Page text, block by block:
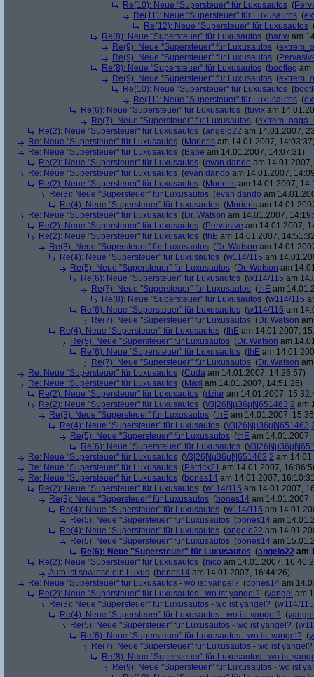
Re(10): Neue "Supersteuer" für Luxusautos (
Re(11): Neue "Supersteuer" für Luxusautos (
Re(12): Neue "Supersteuer" für Luxusautos
Re(8): Neue "Supersteuer" für Luxusautos (hariw am
Re(9): Neue "Supersteuer" für Luxusautos (
Re(9): Neue "Supersteuer" für Luxusautos (
Re(8): Neue "Supersteuer" für Luxusautos (bootleg am
Re(9): Neue "Supersteuer" für Luxusautos (
Re(10): Neue "Supersteuer" für Luxusautos (
Re(11): Neue "Supersteuer" für Luxusautos (
Re(6): Neue "Supersteuer" für Luxusautos (tuvix am
Re(7): Neue "Supersteuer" für Luxusautos (
Re(2): Neue "Supersteuer" für Luxusautos (angelo22 am 14.01.2007,
Re: Neue "Supersteuer" für Luxusautos (Morieris am 14.01.2007,
Re: Neue "Supersteuer" für Luxusautos (Babe am 14.01.2007, 14:07:31)
Re(2): Neue "Supersteuer" für Luxusautos (evan dando am
Re: Neue "Supersteuer" für Luxusautos (evan dando am 14.01.2007,
Re(2): Neue "Supersteuer" für Luxusautos (Morieris am 14.01.2007,
Re(3): Neue "Supersteuer" für Luxusautos (evan dando am
Re(4): Neue "Supersteuer" für Luxusautos (Morieris am
Re: Neue "Supersteuer" für Luxusautos (Dr. Watson am 14.01.2007,
Re(2): Neue "Supersteuer" für Luxusautos (Pervasive am 14.01.2007,
Re(2): Neue "Supersteuer" für Luxusautos (thE am 14.01.2007,
Re(3): Neue "Supersteuer" für Luxusautos (Dr. Watson am
Re(4): Neue "Supersteuer" für Luxusautos (w114/115 am
Re(5): Neue "Supersteuer" für Luxusautos (Dr. Watson am
Re(6): Neue "Supersteuer" für Luxusautos (w114/115 am
Re(7): Neue "Supersteuer" für Luxusautos (thE am
Re(8): Neue "Supersteuer" für Luxusautos (w114/115
Re(6): Neue "Supersteuer" für Luxusautos (w114/115 am
Re(7): Neue "Supersteuer" für Luxusautos (Dr. Watson
Re(4): Neue "Supersteuer" für Luxusautos (thE am 14.01.2007,
Re(5): Neue "Supersteuer" für Luxusautos (Dr. Watson am
Re(6): Neue "Supersteuer" für Luxusautos (thE am
Re(7): Neue "Supersteuer" für Luxusautos (Dr. Watson
Re: Neue "Supersteuer" für Luxusautos (Cuda am 14.01.2007, 14:26:57)
Re: Neue "Supersteuer" für Luxusautos (Maxl am 14.01.2007, 14:51:26)
Re(2): Neue "Supersteuer" für Luxusautos (dziar am 14.01.2007,
Re(2): Neue "Supersteuer" für Luxusautos (\/3|26|\|µ36µ|\|651463|2 am
Re(3): Neue "Supersteuer" für Luxusautos (thE am 14.01.2007,
Re(4): Neue "Supersteuer" für Luxusautos (\/
Re(5): Neue "Supersteuer" für Luxusautos (thE am 14.01.2007,
Re(6): Neue "Supersteuer" für Luxusautos (\/
Re: Neue "Supersteuer" für Luxusautos (\/3|26|\|µ36µ|\|651463|2 am
Re: Neue "Supersteuer" für Luxusautos (Patrick21 am 14.01.2007,
Re: Neue "Supersteuer" für Luxusautos (bones14 am 14.01.2007,
Re(2): Neue "Supersteuer" für Luxusautos (w114/115 am 14.01.2007,
Re(3): Neue "Supersteuer" für Luxusautos (bones14 am 14.01.2007,
Re(4): Neue "Supersteuer" für Luxusautos (w114/115 am
Re(5): Neue "Supersteuer" für Luxusautos (bones14 am
Re(4): Neue "Supersteuer" für Luxusautos (angelo22 am
Re(5): Neue "Supersteuer" für Luxusautos (bones14 am
Re(6): Neue "Supersteuer" für Luxusautos (angelo22 am
Re(2): Neue "Supersteuer" für Luxusautos (nico am 14.01.2007,
Auto ist sowieso ein Luxus (bones14 am 14.01.2007, 16:44:26)
Re: Neue "Supersteuer" für Luxusautos - wo ist yangel? (bones14 am
Re(2): Neue "Supersteuer" für Luxusautos - wo ist yangel? (yangel am
Re(3): Neue "Supersteuer" für Luxusautos - wo ist yangel? (w114/115
Re(4): Neue "Supersteuer" für Luxusautos - wo ist yangel? (yangel
Re(5): Neue "Supersteuer" für Luxusautos - wo ist yangel? (
Re(6): Neue "Supersteuer" für Luxusautos - wo ist yangel? (
Re(7): Neue "Supersteuer" für Luxusautos - wo ist yangel?
Re(8): Neue "Supersteuer" für Luxusautos - wo ist
Re(9): Neue "Supersteuer" für Luxusautos - wo ist